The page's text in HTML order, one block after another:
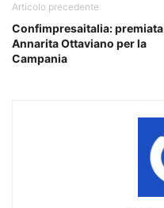
Articolo precedente
Confimpresaitalia: premiata
Annarita Ottaviano per la
Campania